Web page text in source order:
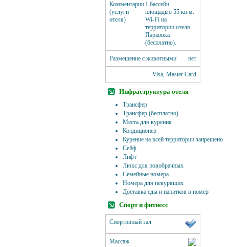
Комментарии
(услуги
отеля)
1 бассейн
площадью 55 кв.м.
Wi-Fi на
территории отеля.
Парковка
(бесплатно).
Размещение с животными нет
Visa, Master Card
Инфраструктура отеля
Трансфер
Трансфер (бесплатно)
Места для курения
Кондиционер
Курение на всей территории запрещено
Сейф
Лифт
Люкс для новобрачных
Семейные номера
Номера для некурящих
Доставка еды и напитков в номер
Спорт и фитнесс
Спортивный зал
Массаж